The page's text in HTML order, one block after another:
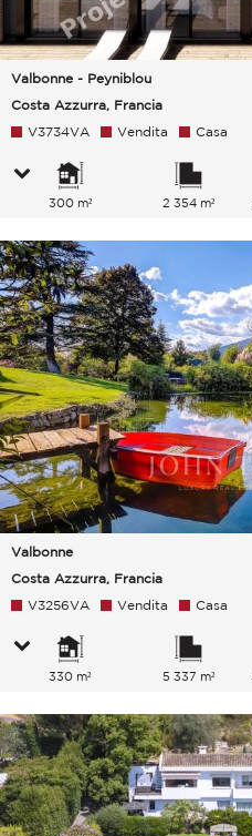
Valbonne - Peyniblou
Costa Azzurra, Francia
V3734VA Vendita Casa
300 m² 2 354 m²
Valbonne
Costa Azzurra, Francia
V3256VA Vendita Casa
330 m² 5 337 m²